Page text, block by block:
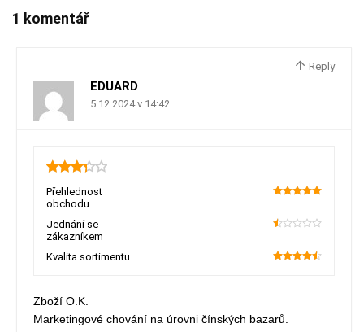
1 komentář
Reply
EDUARD
5.12.2024 v 14:42
3.3
Přehlednost
obchodu
Jednání se
zákazníkem
Kvalita sortimentu
Zboží O.K.
Marketingové chování na úrovni čínských bazarů.